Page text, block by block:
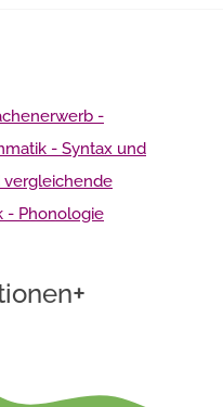
-
- Syntax und
vergleichende
- Phonologie
+